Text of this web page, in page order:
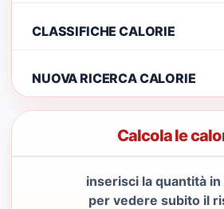
CLASSIFICHE CALORIE
NUOVA RICERCA CALORIE
Calcola le
inserisci la quantità
per vedere subito il